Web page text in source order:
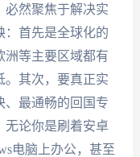
必然聚焦于解决实
：首先是全球化的
洲等主要区域都有
。其次，要真正实
、最通畅的回国专
无论你是刷着安卓
电脑上办公，甚至